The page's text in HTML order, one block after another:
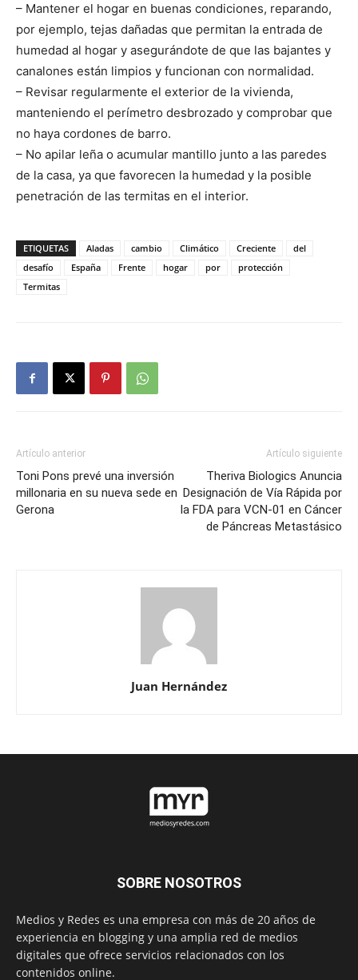
– Mantener el hogar en buenas condiciones, reparando,
por ejemplo, tejas dañadas que permitan la entrada de
humedad al hogar y asegurándote de que las bajantes y
canalones están limpios y funcionan con normalidad.
– Revisar regularmente el exterior de la vivienda,
manteniendo el perímetro desbrozado y comprobar que
no haya cordones de barro.
– No apilar leña o acumular mantillo junto a las paredes
de la casa, ya que favorecen la humedad y la posible
penetración de las termitas en el interior.
ETIQUETAS Aladas cambio Climático Creciente
del
desafío
España Frente hogar por
protección
Termitas
Artículo anterior
Toni Pons prevé una inversión
millonaria en su nueva sede en
Gerona
Artículo siguiente
Theriva Biologics Anuncia
Designación de Vía Rápida por
la FDA para VCN-01 en Cáncer
de Páncreas Metastásico
Juan Hernández
SOBRE NOSOTROS
Medios y Redes es una empresa con más de 20 años de
experiencia en blogging y una amplia red de medios
digitales que ofrece servicios relacionados con los
contenidos online.